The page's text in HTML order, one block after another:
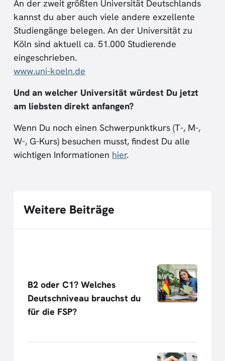
An der zweit größten Universität Deutschlands
kannst du aber auch viele andere exzellente
Studiengänge belegen. An der Universität zu
Köln sind aktuell ca. 51.000 Studierende
eingeschrieben.
www.uni-koeln.de
Und an welcher Universität würdest Du jetzt
am liebsten direkt anfangen?
Wenn Du noch einen Schwerpunktkurs (T-, M-,
W-, G-Kurs) besuchen musst, findest Du alle
wichtigen Informationen hier.
Weitere Beiträge
B2 oder C1? Welches
Deutschniveau brauchst du
für die FSP?